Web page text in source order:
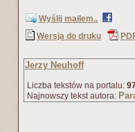
Wyślij mailem..
Wersja do druku
Jerzy Neuhoff
Liczba tekstów na portalu:
Najnowszy tekst autora: